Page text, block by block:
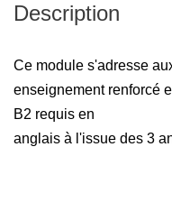
Description
Ce module s'adresse
enseignement renforcé
B2 requis en
anglais à l'issue des 3